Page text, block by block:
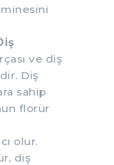
ve diş
Diş
sahip
florür
olur.
diş